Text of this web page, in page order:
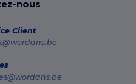
nous
Client